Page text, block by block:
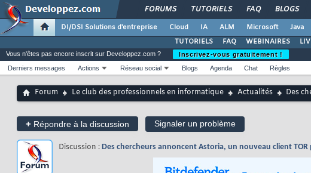
FORUMS TUTORIELS FAQ BLOGS
DI/DSI Solutions d'entreprise Cloud IA ALM Microsoft Java
TUTORIELS
FAQ WEBINAIRES
Vous n'êtes pas encore inscrit sur Developpez.com ?
Inscrivez-vous gratuitement !
Derniers messages
Actions Réseau social Blogs Agenda Chat Règles
Forum Le club des professionnels en informatique Actualités Des
+ Répondre à la discussion Signaler un problème
Discussion : Des chercheurs annoncent Astoria, un nouveau client